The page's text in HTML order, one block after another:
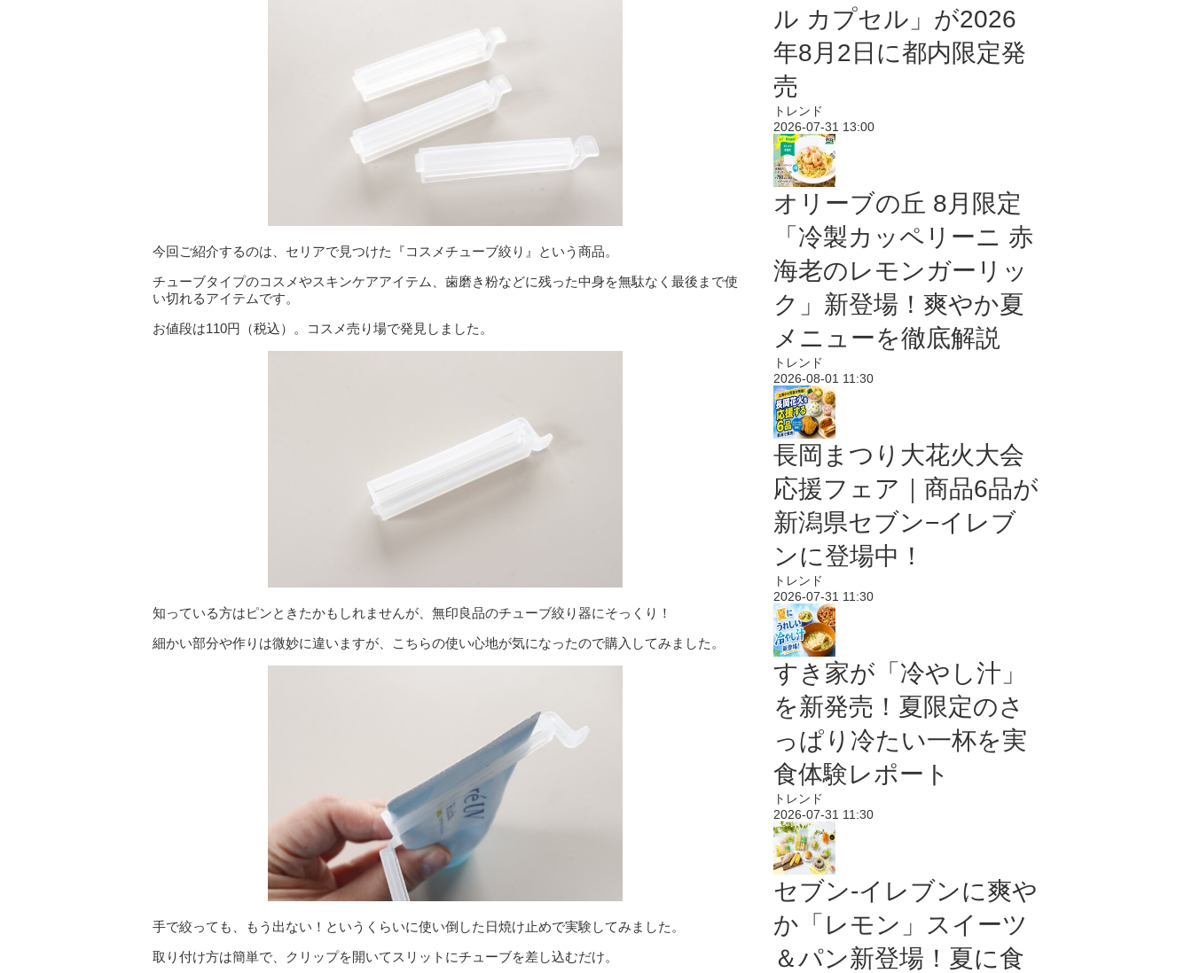
今回ご紹介するのは、セリアで見つけた『コスメチューブ絞り』という商品。
チューブタイプのコスメやスキンケアアイテム、歯磨き粉などに残った中身を無駄なく最後まで使
い切れるアイテムです。
お値段は110円（税込）。コスメ売り場で発見しました。
知っている方はピンときたかもしれませんが、無印良品のチューブ絞り器にそっくり！
細かい部分や作りは微妙に違いますが、こちらの使い心地が気になったので購入してみました。
手で絞っても、もう出ない！というくらいに使い倒した日焼け止めで実験してみました。
取り付け方は簡単で、クリップを開いてスリットにチューブを差し込むだけ。
ル カプセル」が2026
年8月2日に都内限定発
売
トレンド
2026-07-31 13:00
オリーブの丘 8月限定
「冷製カッペリーニ 赤
海老のレモンガーリッ
ク」新登場！爽やか夏
メニューを徹底解説
トレンド
2026-08-01 11:30
長岡まつり大花火大会
応援フェア｜商品6品が
新潟県セブン−イレブ
ンに登場中！
トレンド
2026-07-31 11:30
すき家が「冷やし汁」
を新発売！夏限定のさ
っぱり冷たい一杯を実
食体験レポート
トレンド
2026-07-31 11:30
セブン‐イレブンに爽や
か「レモン」スイーツ
＆パン新登場！夏に食